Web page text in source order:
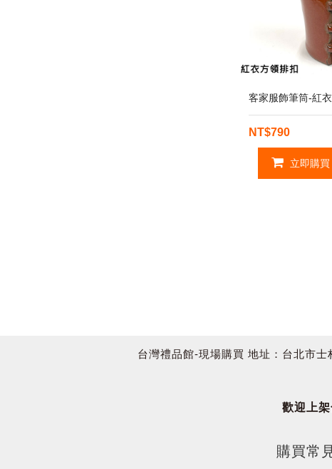
客家服飾筆筒-紅
NT$790
立即購買
台灣禮品館-現場購買 地址：台北市
歡迎上
購買常